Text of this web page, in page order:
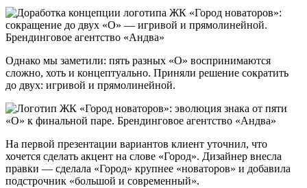
Однако мы заметили: пять разных «О» воспринимаются
сложно, хоть и концептуально. Приняли решение сократить
до двух: игривой и прямолинейной.
На первой презентации вариантов клиент уточнил, что
хочется сделать акцент на слове «Город». Дизайнер внесла
правки — сделала «Город» крупнее «новаторов» и добавила
подстрочник «большой и современный».